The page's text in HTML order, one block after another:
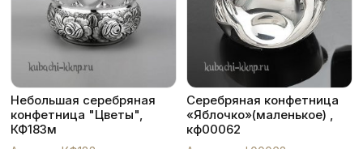
Небольшая серебряная
конфетница "Цветы",
КФ183м
Серебряная конфетница
«Яблочко»(маленькое) ,
кф00062